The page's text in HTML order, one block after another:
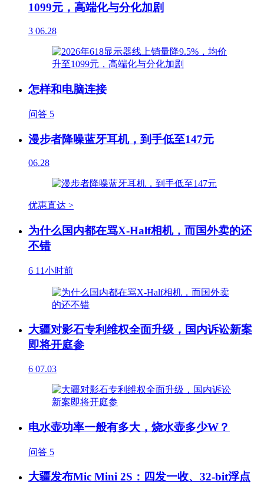
1099元，高端化与分化加剧
3 06.28
怎样和电脑连接
问答 5
漫步者降噪蓝牙耳机，到手低至147元
06.28
优惠直达 >
为什么国内都在骂X-Half相机，而国外卖的还
不错
6 11小时前
大疆对影石专利维权全面升级，国内诉讼新案
即将开庭参
6 07.03
电水壶功率一般有多大，烧水壶多少W？
问答 5
大疆发布Mic Mini 2S：四发一收、32-bit浮点